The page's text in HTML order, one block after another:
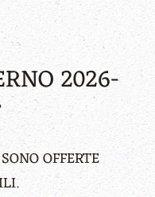
2026-
OFFERTE